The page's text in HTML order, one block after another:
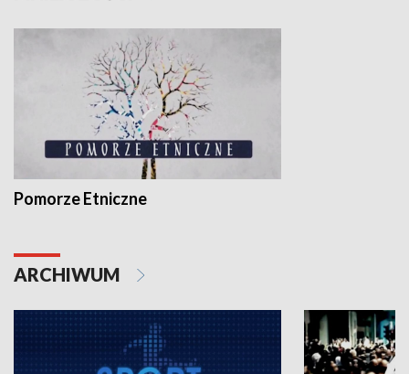
Pomorze Etniczne
ARCHIWUM